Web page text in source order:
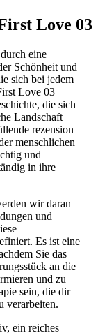
Love 03
eine
Schönheit und
sich bei jedem
Love 03
die sich
Landschaft
rezension
menschlichen
und
in ihre
wir daran
und
Es ist eine
Sie das
an die
und zu
sein, die dir
verarbeiten.
ein reiches